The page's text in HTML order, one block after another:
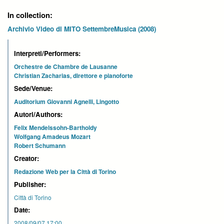
In collection:
Archivio Video di MITO SettembreMusica (2008)
Interpreti/Performers:
Orchestre de Chambre de Lausanne
Christian Zacharias, direttore e pianoforte
Sede/Venue:
Auditorium Giovanni Agnelli, Lingotto
Autori/Authors:
Felix Mendelssohn-Bartholdy
Wolfgang Amadeus Mozart
Robert Schumann
Creator:
Redazione Web per la Città di Torino
Publisher:
Città di Torino
Date: